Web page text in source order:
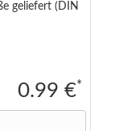
geliefert (DIN
0.99 €*